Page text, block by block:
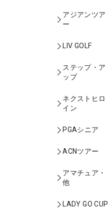
アジアンツア
ー
LIV GOLF
ステップ・ア
ップ
ネクストヒロ
イン
PGAシニア
ACNツアー
アマチュア・
他
LADY GO CUP